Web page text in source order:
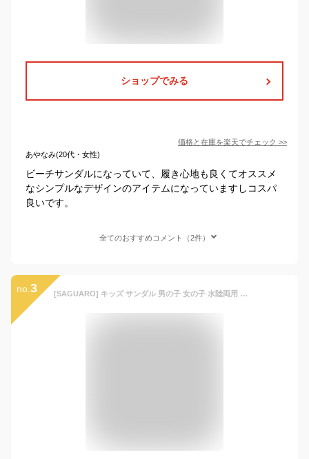
ショップでみる
価格と在庫を楽天でチェック >>
あやなみ(20代・女性)
ビーチサンダルになっていて、履き心地も良くてオススメ
なシンプルなデザインのアイテムになっていますしコスパ
良いです。
全てのおすすめコメント（2件）
no. 3 [SAGUARO] キッズ サンダル 男の子 女の子 水陸両用 つま先保護 アウトドアサンダル 子供 軽量 通気 通学 スポーツサンダル 滑り止め ブラック 24.0cm